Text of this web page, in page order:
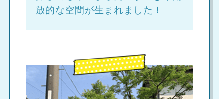
放的な空間が生まれました！